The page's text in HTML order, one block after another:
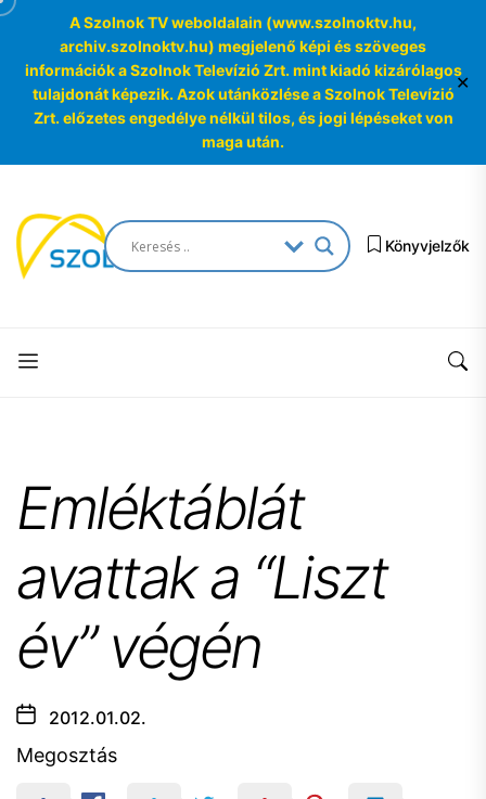
A Szolnok TV weboldalain (www.szolnoktv.hu,
archiv.szolnoktv.hu) megjelenő képi és szöveges
információk a Szolnok Televízió Zrt. mint kiadó kizárólagos
tulajdonát képezik. Azok utánközlése a Szolnok Televízió
Zrt. előzetes engedélye nélkül tilos, és jogi lépéseket von
maga után.
✕
the
content
SzolnokTV
Archívum
Archívum
Könyvjelzők
Emléktáblát
avattak a “Liszt
év” végén
2012.01.02.
Megosztás